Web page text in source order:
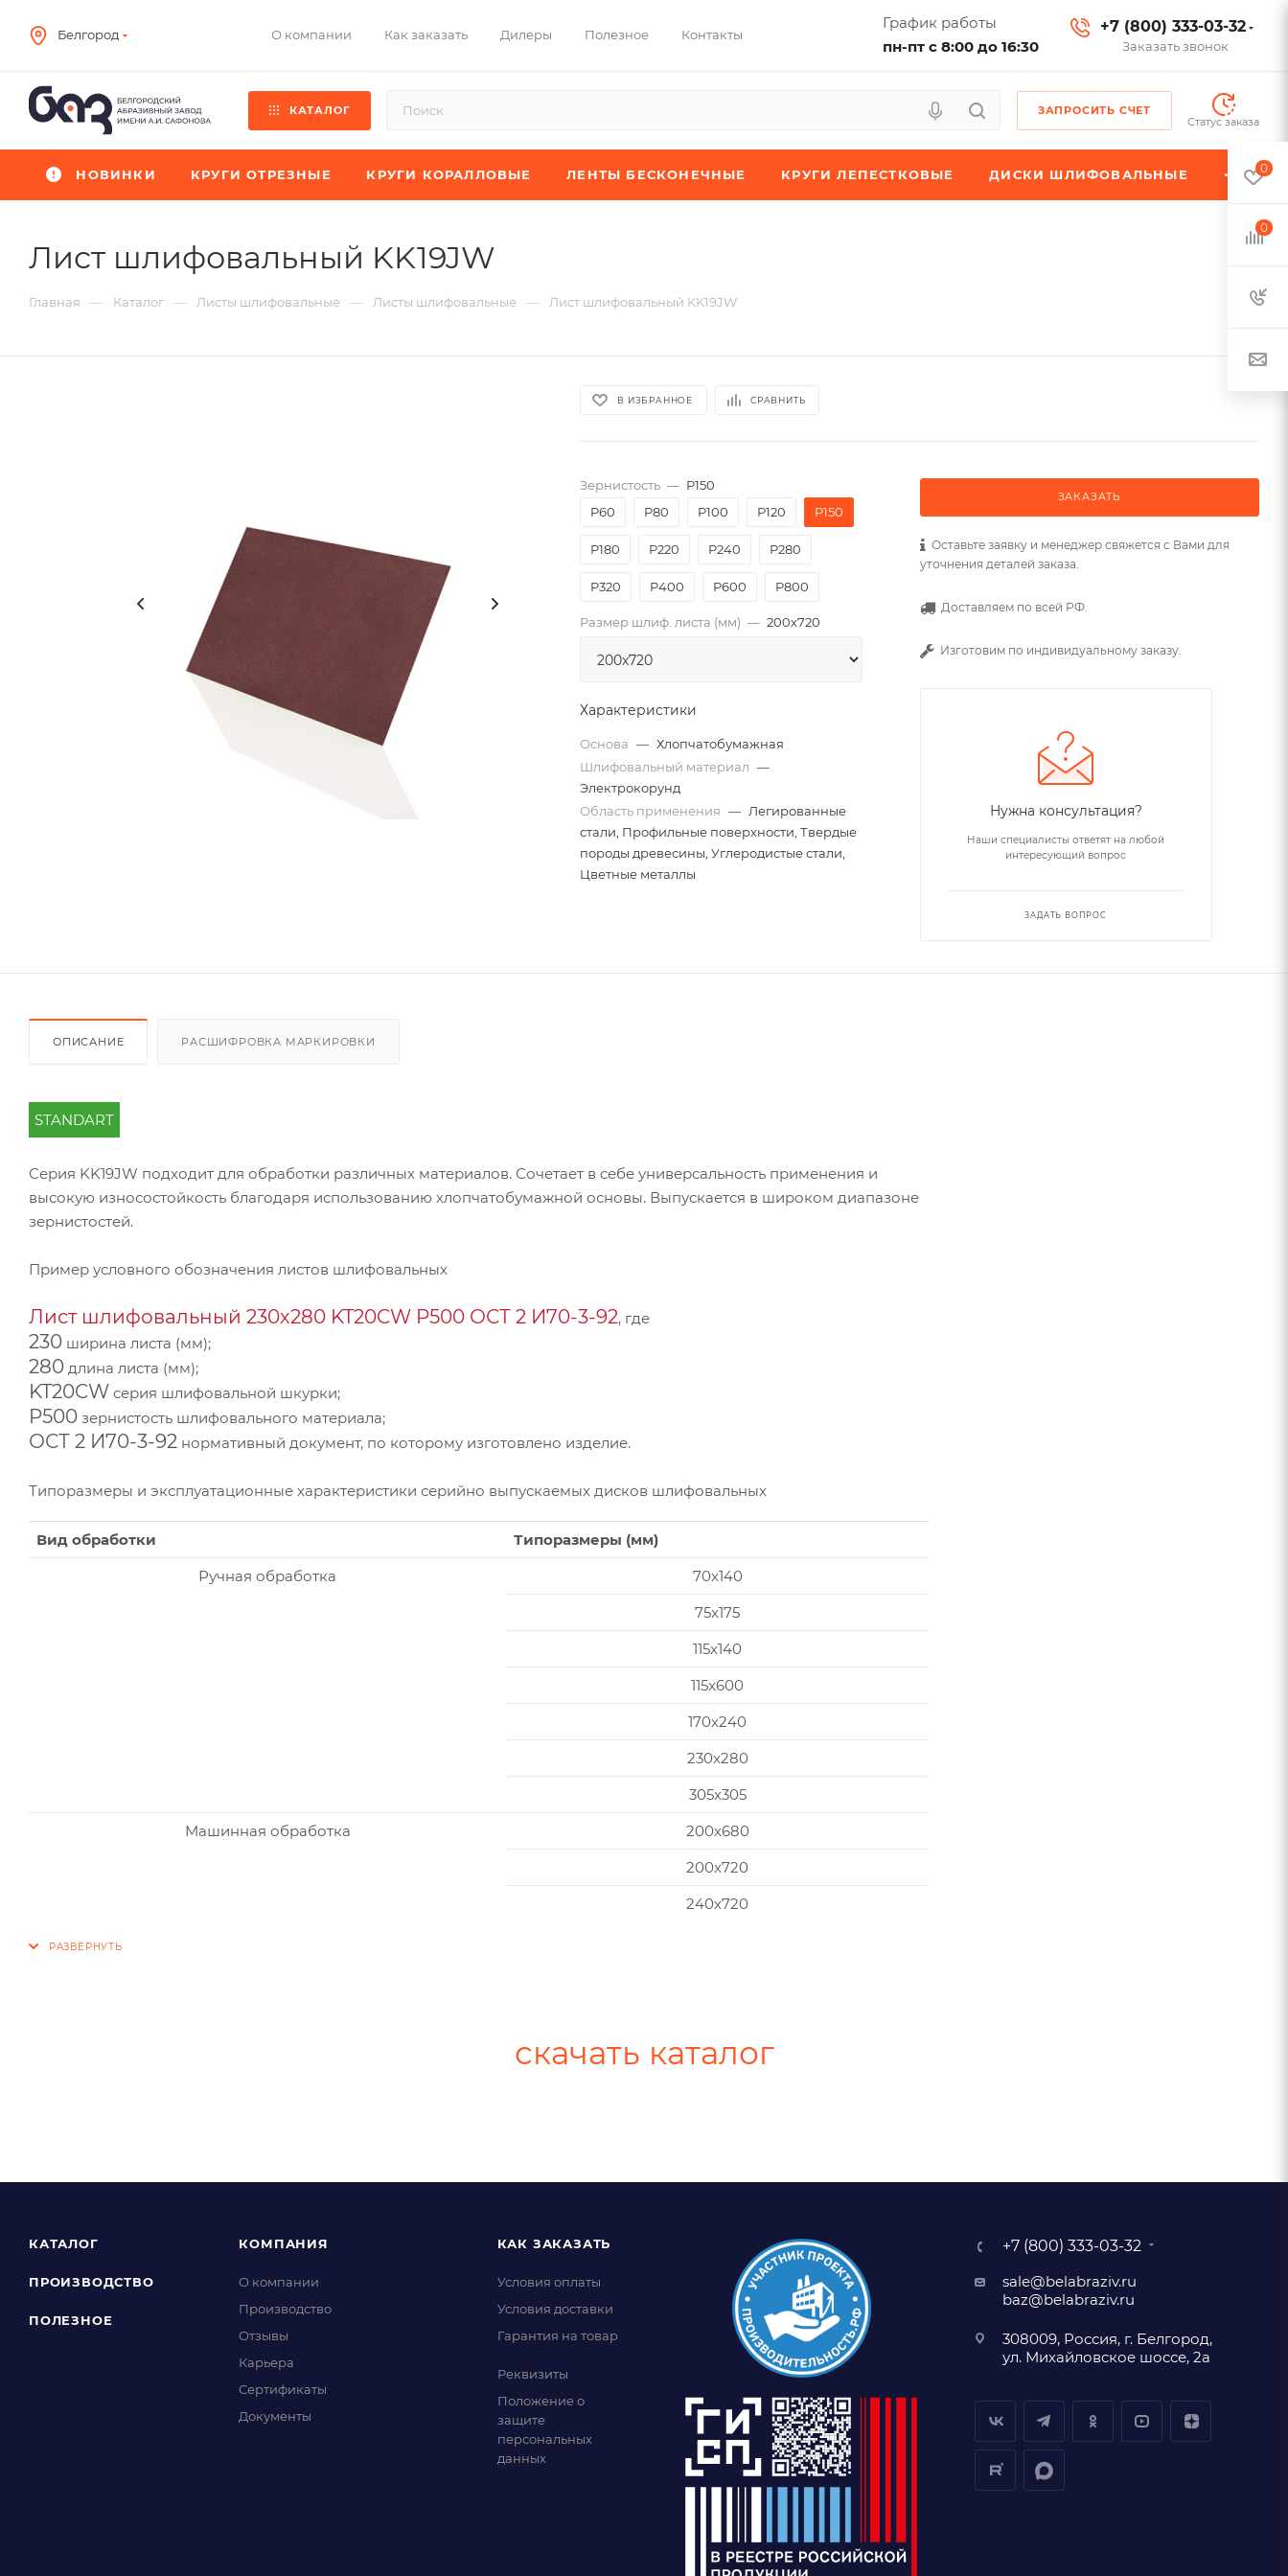
Белгород О компании Как заказать Дилеры Полезное Контакты
График работы
пн-пт с 8:00 до 16:30
+7 (800) 333-03-32
Заказать звонок
КАТАЛОГ
ЗАПРОСИТЬ СЧЕТ
Статус заказа
НОВИНКИ КРУГИ ОТРЕЗНЫЕ КРУГИ КОРАЛЛОВЫЕ ЛЕНТЫ БЕСКОНЕЧНЫЕ КРУГИ ЛЕПЕСТКОВЫЕ ДИСКИ ШЛИФОВАЛЬНЫЕ
Лист шлифовальный KK19JW
Главная — Каталог — Листы шлифовальные — Листы шлифовальные — Лист шлифовальный KK19JW
В ИЗБРАННОЕ СРАВНИТЬ
Зернистость — P150
P60
P80 P100 P120 P150
P180 P220 P240 P280
P320 P400 P600 P800
Размер шлиф. листа (мм) — 200х720
Характеристики
Основа — Хлопчатобумажная
Шлифовальный материал —
Электрокорунд
Область применения — Легированные
стали, Профильные поверхности, Твердые
породы древесины, Углеродистые стали,
Цветные металлы
ЗАКАЗАТЬ
Оставьте заявку и менеджер свяжется с Вами для
уточнения деталей заказа.
Доставляем по всей РФ.
Изготовим по индивидуальному заказу.
Нужна консультация?
Наши специалисты ответят на любой
интересующий вопрос
ЗАДАТЬ ВОПРОС
ОПИСАНИЕ РАСШИФРОВКА МАРКИРОВКИ
STANDART
Серия KK19JW подходит для обработки различных материалов. Сочетает в себе универсальность применения и
высокую износостойкость благодаря использованию хлопчатобумажной основы. Выпускается в широком диапазоне
зернистостей.
Пример условного обозначения листов шлифовальных
Лист шлифовальный 230х280 KT20CW P500 ОСТ 2 И70-3-92, где
230 ширина листа (мм);
280 длина листа (мм);
KT20CW серия шлифовальной шкурки;
P500 зернистость шлифовального материала;
ОСТ 2 И70-3-92 нормативный документ, по которому изготовлено изделие.
Типоразмеры и эксплуатационные характеристики серийно выпускаемых дисков шлифовальных
Вид обработки
Типоразмеры (мм)
Ручная обработка
70x140
75x175
115x140
115x600
170x240
230x280
305x305
Машинная обработка
200х680
200х720
240х720
скачать каталог
КАТАЛОГ
ПРОИЗВОДСТВО
ПОЛЕЗНОЕ
КОМПАНИЯ
О компании
Производство
Отзывы
Карьера
Сертификаты
Документы
КАК ЗАКАЗАТЬ
Условия оплаты
Условия доставки
Гарантия на товар
Реквизиты
Положение о
защите
персональных
данных
+7 (800) 333-03-32
sale@belabraziv.ru
baz@belabraziv.ru
308009, Россия, г. Белгород,
ул. Михайловское шоссе, 2а
0
0